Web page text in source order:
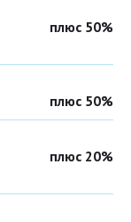
плюс 50%
плюс 50%
плюс 20%